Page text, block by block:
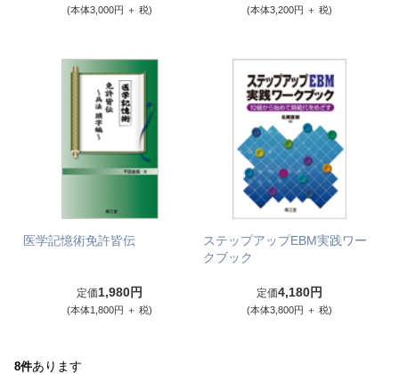
(本体3,000円 ＋ 税) (本体3,200円 ＋ 税)
医学記憶術免許皆伝
定価1,980円
(本体1,800円 ＋ 税)
ステップアップEBM実践ワー
クブック
定価4,180円
(本体3,800円 ＋ 税)
8件あります